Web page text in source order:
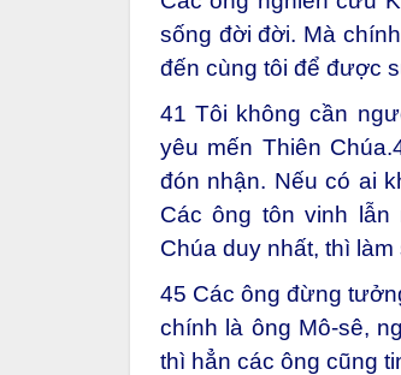
sống đời đời. Mà
đến cùng tôi để được
41 Tôi không cần
yêu mến Thiên Chúa.
đón nhận. Nếu có ai
Các ông tôn vinh lẫn
Chúa duy nhất, thì
45 Các ông đừng
chính là ông Mô-sê,
thì hẳn các ông cũng